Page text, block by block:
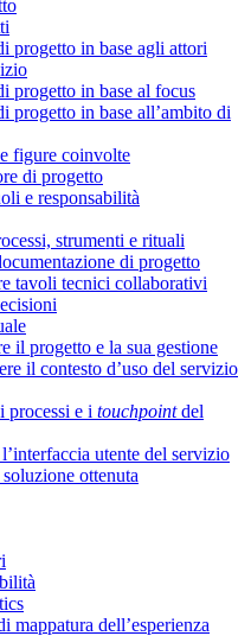
progetto in base agli attori
progetto in base al focus
progetto in base all’ambito di
figure coinvolte
di progetto
e responsabilità
strumenti e rituali
di progetto
tavoli tecnici collaborativi
il progetto e la sua gestione
il contesto d’uso del servizio
processi e i touchpointdel
utente del servizio
ottenuta
mappatura dell’esperienza